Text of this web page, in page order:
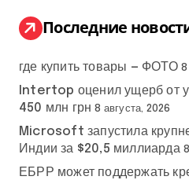
:
Последние
где купить товары — ФОТО 8
Intertop оценил ущерб от
450 млн грн 8 августа, 2026
Microsoft запустила
Индии за $20,5 миллиарда
ЕБРР может поддержать